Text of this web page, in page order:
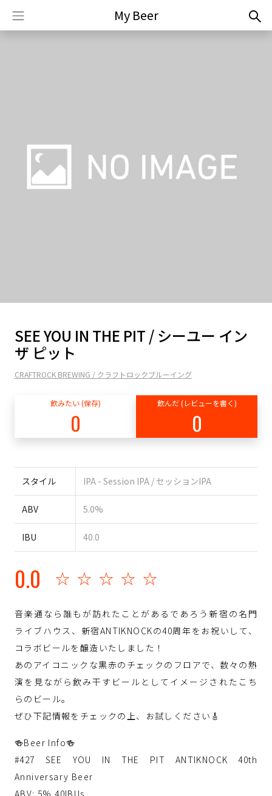
My Beer
SEE YOU IN THE PIT / シーユー イン
ザ ピット
CRAFTROCK BREWING / クラフトロックブルーイング
飲みたい (保存)
0
飲んだ (レビューを書く)
0
スタイル IPA - Session IPA / セッションIPA
ABV 5.0%
IBU 40.0
0.0 ☆☆☆☆☆
音楽通なら誰もが訪れたことがあるであろう新宿の名門
ライブハウス、新宿ANTIKNOCKの40周年をお祝いして、
コラボビールを醸造いたしました！
あのアイコニックな黒赤のチェックのフロアで、数々の熱
演を見ながら飲み干すビールとしてイメージされたこち
らのビール。
ぜひ下記情報をチェックの上、お試しください🎸
🍻Beer Info🍻
#427 SEE YOU IN THE PIT ANTIKNOCK 40th
Anniversary Beer
ABV: 5% 40IBUs